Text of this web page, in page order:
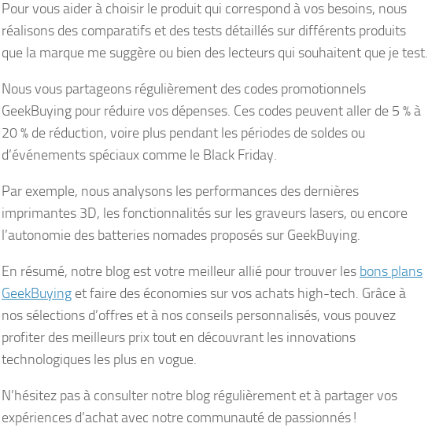
Pour vous aider à choisir le produit qui correspond à vos besoins, nous
réalisons des comparatifs et des tests détaillés sur différents produits
que la marque me suggère ou bien des lecteurs qui souhaitent que je test.
Nous vous partageons régulièrement des codes promotionnels
GeekBuying pour réduire vos dépenses. Ces codes peuvent aller de 5 % à
20 % de réduction, voire plus pendant les périodes de soldes ou
d’événements spéciaux comme le Black Friday.
Par exemple, nous analysons les performances des dernières
imprimantes 3D, les fonctionnalités sur les graveurs lasers, ou encore
l’autonomie des batteries nomades proposés sur GeekBuying.
En résumé, notre blog est votre meilleur allié pour trouver les bons plans
GeekBuying et faire des économies sur vos achats high-tech. Grâce à
nos sélections d’offres et à nos conseils personnalisés, vous pouvez
profiter des meilleurs prix tout en découvrant les innovations
technologiques les plus en vogue.
N’hésitez pas à consulter notre blog régulièrement et à partager vos
expériences d’achat avec notre communauté de passionnés !